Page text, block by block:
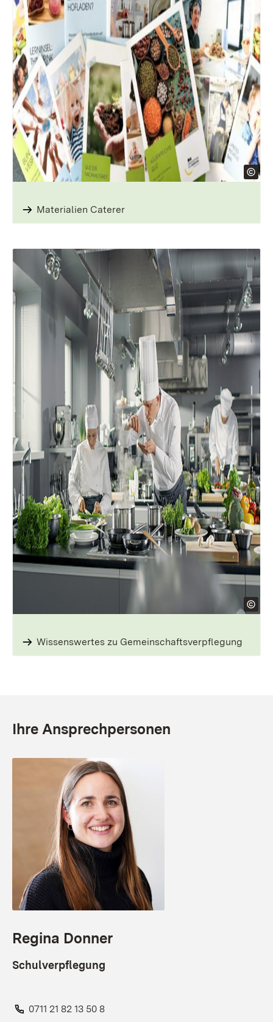
Materialien Caterer
Wissenswertes zu Gemeinschaftsverpflegung
Ihre Ansprechpersonen
Regina Donner
Schulverpflegung
Telefon:
0711 21 82 13 50 8